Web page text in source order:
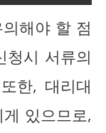
해야 할 점
시 서류의
한, 대리대
있으므로,